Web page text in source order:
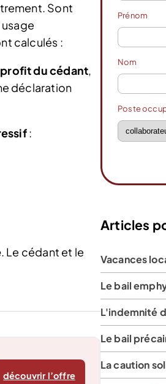
Sont
calculés :
profit du cédant,
déclaration
:
. Le cédant et le
découvrir l’offre
Prénom
Nom
Poste
Articles
Vacances
Le bail
L'indemnité
Le bail
La caution